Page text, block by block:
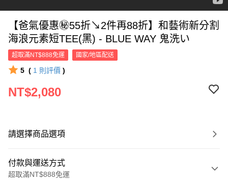
【爸氣優惠㊙55折↘2件再88折】和藝術新分割
海浪元素短TEE(黑) - BLUE WAY 鬼洗い
超取滿NT$888免運 國家/地區配送
5 ( 1 則評價 )
NT$2,080
請選擇商品選項
付款與運送方式
超取滿NT$888免運